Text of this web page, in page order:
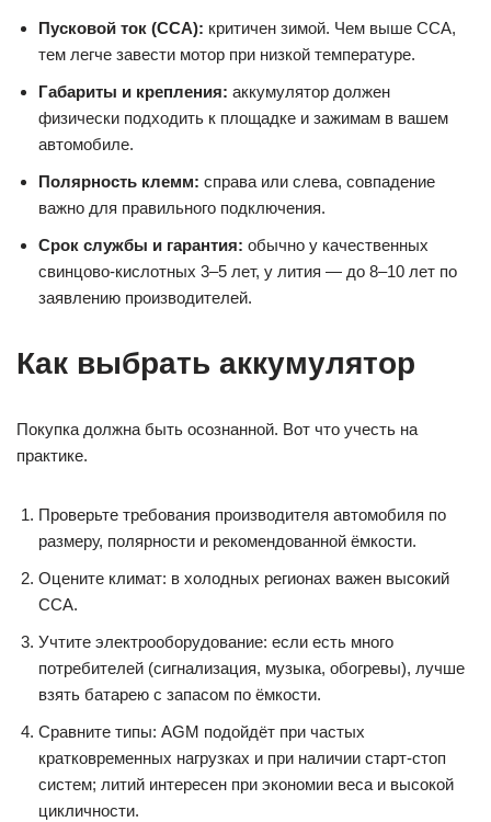
Пусковой ток (CCA): критичен зимой. Чем выше CCA,
тем легче завести мотор при низкой температуре.
Габариты и крепления: аккумулятор должен
физически подходить к площадке и зажимам в вашем
автомобиле.
Полярность клемм: справа или слева, совпадение
важно для правильного подключения.
Срок службы и гарантия: обычно у качественных
свинцово-кислотных 3–5 лет, у лития — до 8–10 лет по
заявлению производителей.
Как выбрать аккумулятор
Покупка должна быть осознанной. Вот что учесть на
практике.
Проверьте требования производителя автомобиля по
размеру, полярности и рекомендованной ёмкости.
Оцените климат: в холодных регионах важен высокий
CCA.
Учтите электрооборудование: если есть много
потребителей (сигнализация, музыка, обогревы), лучше
взять батарею с запасом по ёмкости.
Сравните типы: AGM подойдёт при частых
кратковременных нагрузках и при наличии старт-стоп
систем; литий интересен при экономии веса и высокой
цикличности.